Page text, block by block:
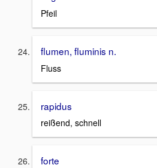
Pfeil
flumen, fluminis n.
Fluss
rapidus
reißend, schnell
forte